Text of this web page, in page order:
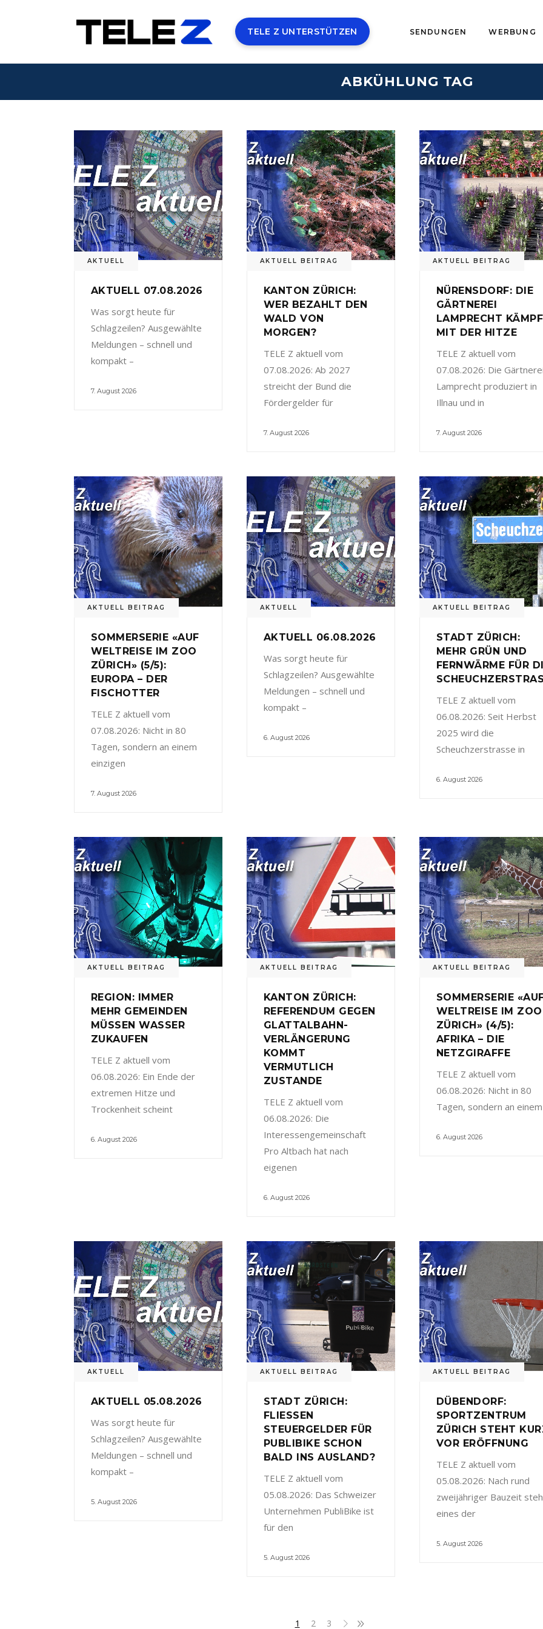
TELE Z UNTERSTÜTZEN SENDUNGEN WERBUNG
ABKÜHLUNG TAG
AKTUELL
AKTUELL 07.08.2026
Was sorgt heute für
Schlagzeilen? Ausgewählte
Meldungen – schnell und
kompakt –
7. August 2026
AKTUELL BEITRAG
KANTON ZÜRICH:
WER BEZAHLT DEN
WALD VON
MORGEN?
TELE Z aktuell vom
07.08.2026: Ab 2027
streicht der Bund die
Fördergelder für
7. August 2026
AKTUELL BEITRAG
NÜRENSDORF: DIE
GÄRTNEREI
LAMPRECHT
MIT DER HITZE
TELE Z aktuell vom
07.08.2026: Die
Lamprecht produziert in
Illnau und in
7. August 2026
AKTUELL BEITRAG
SOMMERSERIE «AUF
WELTREISE IM ZOO
ZÜRICH» (5/5):
EUROPA – DER
FISCHOTTER
TELE Z aktuell vom
07.08.2026: Nicht in 80
Tagen, sondern an einem
einzigen
7. August 2026
AKTUELL
AKTUELL 06.08.2026
Was sorgt heute für
Schlagzeilen? Ausgewählte
Meldungen – schnell und
kompakt –
6. August 2026
AKTUELL BEITRAG
STADT ZÜRICH:
MEHR GRÜN UND
FERNWÄRME FÜR
TELE Z aktuell vom
06.08.2026: Seit Herbst
2025 wird die
Scheuchzerstrasse in
6. August 2026
AKTUELL BEITRAG
REGION: IMMER
MEHR GEMEINDEN
MÜSSEN WASSER
ZUKAUFEN
TELE Z aktuell vom
06.08.2026: Ein Ende der
extremen Hitze und
Trockenheit scheint
6. August 2026
AKTUELL BEITRAG
KANTON ZÜRICH:
REFERENDUM GEGEN
GLATTALBAHN-
VERLÄNGERUNG
KOMMT
VERMUTLICH
ZUSTANDE
TELE Z aktuell vom
06.08.2026: Die
Interessengemeinschaft
Pro Altbach hat nach
eigenen
6. August 2026
AKTUELL BEITRAG
SOMMERSERIE
WELTREISE IM ZOO
ZÜRICH» (4/5):
AFRIKA – DIE
NETZGIRAFFE
TELE Z aktuell vom
06.08.2026: Nicht in 80
Tagen, sondern an einem
6. August 2026
AKTUELL
AKTUELL 05.08.2026
Was sorgt heute für
Schlagzeilen? Ausgewählte
Meldungen – schnell und
kompakt –
5. August 2026
AKTUELL BEITRAG
STADT ZÜRICH:
FLIESSEN
STEUERGELDER FÜR
PUBLIBIKE SCHON
BALD INS AUSLAND?
TELE Z aktuell vom
05.08.2026: Das Schweizer
Unternehmen PubliBike ist
für den
5. August 2026
AKTUELL BEITRAG
DÜBENDORF:
SPORTZENTRUM
ZÜRICH STEHT
VOR ERÖFFNUNG
TELE Z aktuell vom
05.08.2026: Nach rund
zweijähriger Bauzeit
eines der
5. August 2026
1 2 3